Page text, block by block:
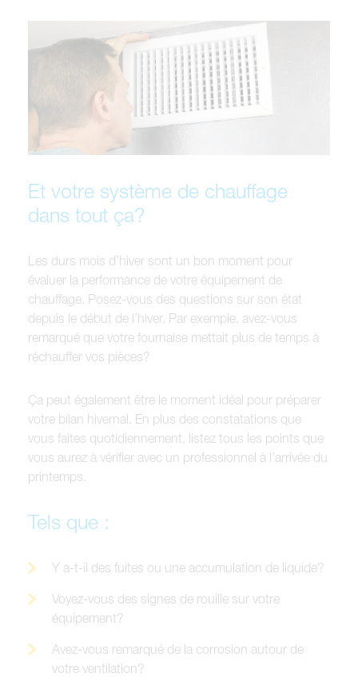
Et votre système de chauffage
dans tout ça?
Les durs mois d’hiver sont un bon moment pour
évaluer la performance de votre équipement de
chauffage. Posez-vous des questions sur son état
depuis le début de l’hiver. Par exemple, avez-vous
remarqué que votre fournaise mettait plus de temps à
réchauffer vos pièces?
Ça peut également être le moment idéal pour préparer
votre bilan hivernal. En plus des constatations que
vous faites quotidiennement, listez tous les points que
vous aurez à vérifier avec un professionnel à l’arrivée du
printemps.
Tels que :
Y a-t-il des fuites ou une accumulation de liquide?
Voyez-vous des signes de rouille sur votre
équipement?
Avez-vous remarqué de la corrosion autour de
votre ventilation?